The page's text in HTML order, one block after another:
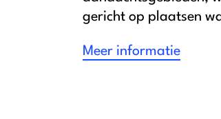
gericht op plaatsen
Meer informatie